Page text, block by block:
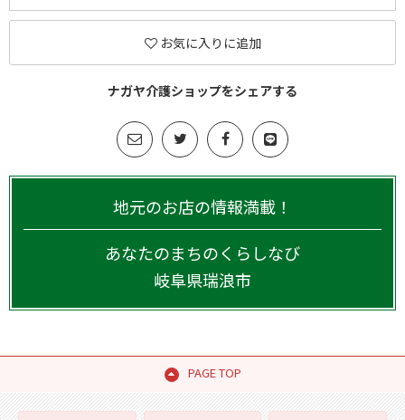
お気に入りに追加
ナガヤ介護ショップをシェアする
地元のお店の情報満載！
あなたのまちのくらしなび
岐阜県瑞浪市
PAGE TOP